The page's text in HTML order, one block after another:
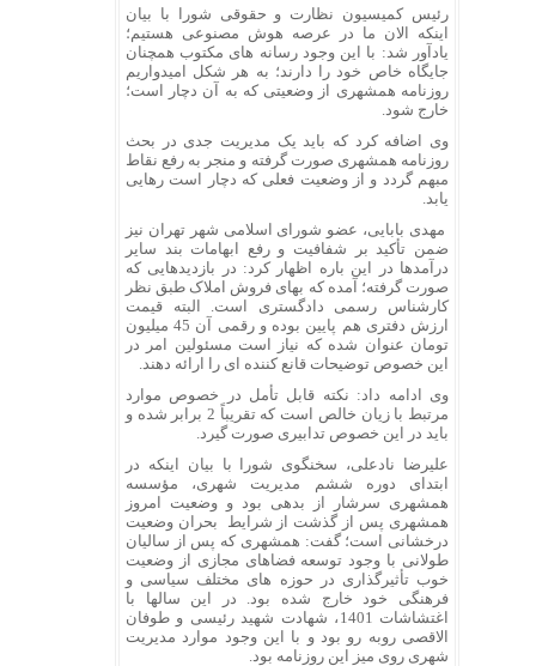
رئیس کمیسیون نظارت و حقوقی شورا با بیان
اینکه الان ما در عرصه هوش مصنوعی هستیم؛
یادآور شد: با این وجود رسانه های مکتوب همچنان
جایگاه خاص خود را دارند؛ به هر شکل امیدواریم
روزنامه همشهری از وضعیتی که به آن دچار است؛
خارج شود.
وی اضافه کرد که باید یک مدیریت جدی در بحث
روزنامه همشهری صورت گرفته و منجر به رفع نقاط
مبهم گردد و از وضعیت فعلی که دچار است رهایی
یابد.
مهدی بابایی، عضو شورای اسلامی شهر تهران نیز
ضمن تأکید بر شفافیت و رفع ابهامات بند سایر
درآمدها در این باره اظهار کرد: در بازدیدهایی که
صورت گرفته؛ آمده که بهای فروش املاک طبق نظر
کارشناس رسمی دادگستری است. البته قیمت
ارزش دفتری هم پایین بوده و رقمی آن 45 میلیون
تومان عنوان شده که نیاز است مسئولین امر در
این خصوص توضیحات قانع کننده ای را ارائه دهند.
وی ادامه داد: نکته قابل تأمل در خصوص موارد
مرتبط با زیان خالص است که تقریباً 2 برابر شده و
باید در این خصوص تدابیری صورت گیرد.
علیرضا نادعلی، سخنگوی شورا با بیان اینکه در
ابتدای دوره ششم مدیریت شهری، مؤسسه
همشهری سرشار از بدهی بود و وضعیت امروز
همشهری پس از گذشت از شرایط بحران وضعیت
درخشانی است؛ گفت: همشهری که پس از سالیان
طولانی با وجود توسعه فضاهای مجازی از وضعیت
خوب تأثیرگذاری در حوزه های مختلف سیاسی و
فرهنگی خود خارج شده بود. در این سالها با
اغتشاشات 1401، شهادت شهید رئیسی و طوفان
الاقصی روبه رو بود و با این وجود موارد مدیریت
شهری روی میز این روزنامه بود.